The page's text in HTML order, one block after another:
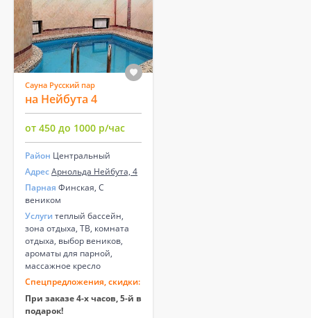
Сауна Русский пар
на Нейбута 4
от 450 до 1000 р/час
Район Центральный
АдресАрнольда Нейбута, 4
Парная Финская, С
веником
Услуги теплый бассейн,
зона отдыха, ТВ, комната
отдыха, выбор веников,
ароматы для парной,
массажное кресло
Спецпредложения, скидки:
При заказе 4-х часов, 5-й в
подарок!